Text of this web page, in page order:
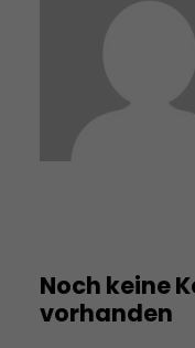
Noch keine
vorhanden